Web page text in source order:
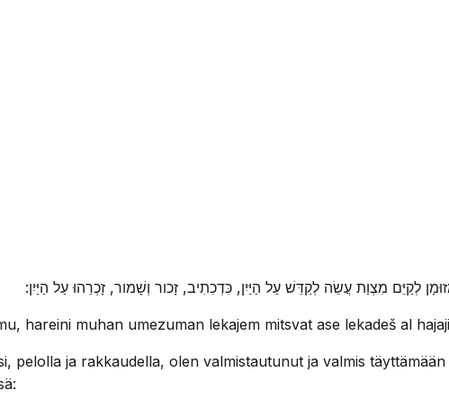
לְקַיֵּם מִצְוַת עֲשֵׂה לְקַדֵּשׁ עַל הַיַּיִן, כִּדְכִתִיב, זָכור וְשָׁמור, זָכְרֵהוּ עַל הַיַּיִן:
hareini muhan umezuman lekajem mitsvat ase lekadeš al
pelolla ja rakkaudella, olen valmistautunut ja valmis